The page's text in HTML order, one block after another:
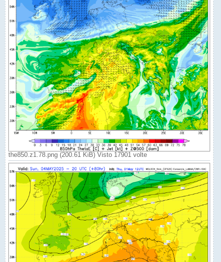
the850.z1.78.png (200.61 KiB) Visto 17901 volte